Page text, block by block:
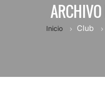
Inicio Club